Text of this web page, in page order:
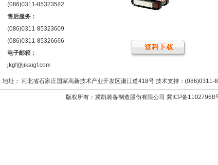
(086)0311-85323582
售后服务：
(086)0311-85323609
(086)0311-85326666
电子邮箱：
jkgf@jikaigf.com
地址： 河北省石家庄国家高新技术产业开发区湘江道418号 技术支持：
版权所有：冀凯装备制造股份有限公司 冀ICP备11027968